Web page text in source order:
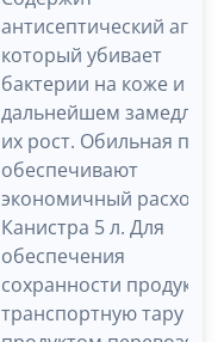
антисептический агент
который убивает
бактерии на коже и в
дальнейшем замедляет
их рост. Обильная пена
обеспечивают
экономичный расход.
Канистра 5 л. Для
обеспечения
сохранности
транспортную тару с